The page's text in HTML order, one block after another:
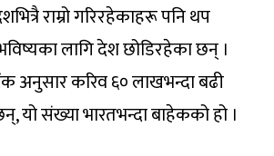
राम्रो गरिरहेकाहरू पनि थप
लागि देश छोडिरहेका छन् ।
अनुसार करिव ६० लाखभन्दा बढी
यो संख्या भारतभन्दा बाहेकको हो ।